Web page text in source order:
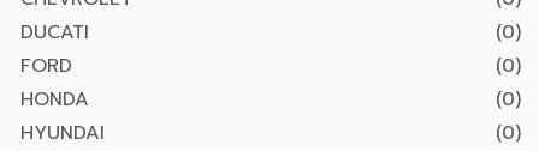
DUCATI
(0)
FORD
(0)
HONDA
(0)
HYUNDAI
(0)